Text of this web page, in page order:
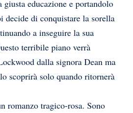
educazione e portandolo
decide di conquistare la sorella
a inseguire la sua
terribile piano verrà
dalla signora Dean ma
scoprirà solo quando ritornerà
romanzo tragico-rosa. Sono